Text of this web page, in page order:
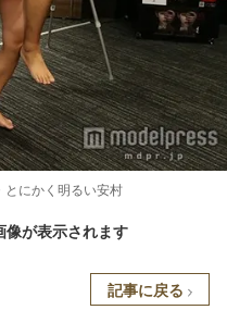
とにかく明るい安村
像が表示されます
記事に戻る